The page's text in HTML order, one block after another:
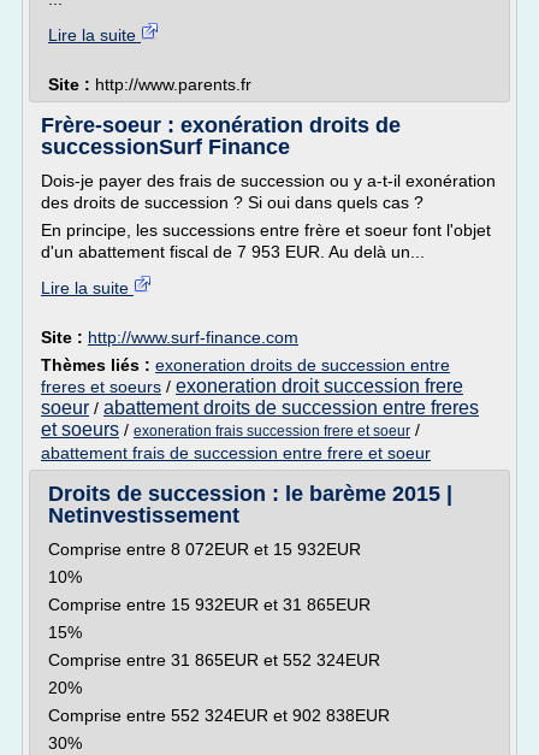
Lire la suite
Site : http://www.parents.fr
Frère-soeur : exonération droits de
successionSurf Finance
Dois-je payer des frais de succession ou y a-t-il exonération
des droits de succession ? Si oui dans quels cas ?
En principe, les successions entre frère et soeur font l'objet
d'un abattement fiscal de 7 953 EUR. Au delà un...
Lire la suite
Site : http://www.surf-finance.com
Thèmes liés : exoneration droits de succession entre
freres et soeurs / exoneration droit succession frere
soeur / abattement droits de succession entre freres
et soeurs / exoneration frais succession frere et soeur /
abattement frais de succession entre frere et soeur
Droits de succession : le barème 2015 |
Netinvestissement
Comprise entre 8 072EUR et 15 932EUR
10%
Comprise entre 15 932EUR et 31 865EUR
15%
Comprise entre 31 865EUR et 552 324EUR
20%
Comprise entre 552 324EUR et 902 838EUR
30%